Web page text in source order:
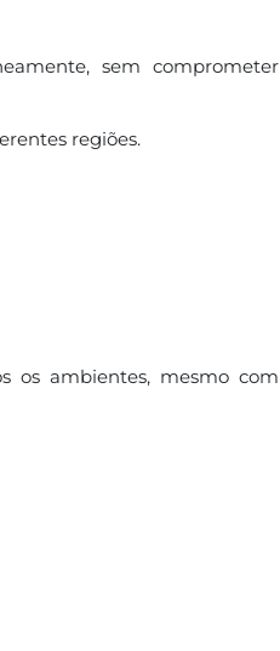
sem comprometer
regiões.
os ambientes, mesmo com